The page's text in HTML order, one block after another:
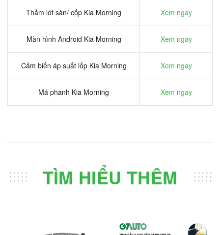
Thảm lót sàn/ cốp Kia Morning Xem ngay
Màn hình Android Kia Morning Xem ngay
Cảm biến áp suất lốp Kia Morning Xem ngay
Má phanh Kia Morning Xem ngay
TÌM HIỂU THÊM